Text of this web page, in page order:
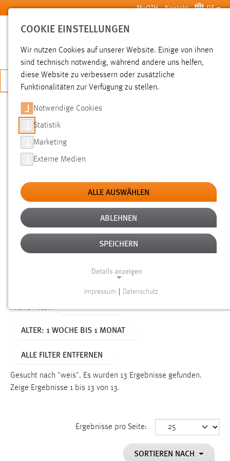
Zum Hauptinhalt springen MyOTH Kontakt DE
SUCHE
JETZT BEWERBEN
SUCHE
FILTER
Typ
Erstellungsdatum
Alter
Aktive Filter:
ALTER: 1 WOCHE BIS 1 MONAT
ALLE FILTER ENTFERNEN
Gesucht nach "weis". Es wurden 13 Ergebnisse gefunden.
Zeige Ergebnisse 1 bis 13 von 13.
Ergebnisse pro Seite:
SORTIEREN NACH
COOKIE EINSTELLUNGEN
Wir nutzen Cookies auf unserer Website. Einige von ihnen
sind technisch notwendig, während andere uns helfen,
diese Website zu verbessern oder zusätzliche
Funktionalitäten zur Verfügung zu stellen.
Notwendige Cookies
Statistik
Marketing
Externe Medien
ALLE AUSWÄHLEN
ABLEHNEN
SPEICHERN
Details anzeigen
Funktionen und sind für die einwandfreie Funktion der
Name:
Dieser Cookie speichert die ausgewählten Einverständnis-
Impressum Datenschutz